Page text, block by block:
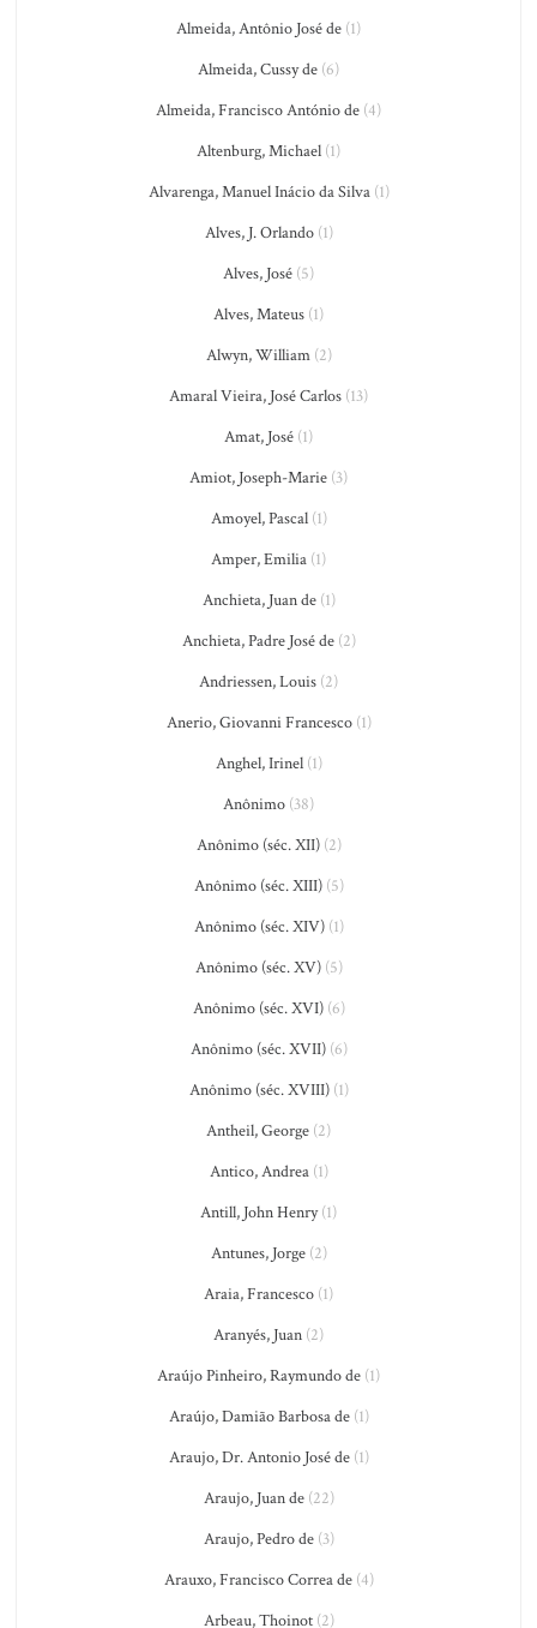
Almeida, Antônio José de (1)
Almeida, Cussy de (6)
Almeida, Francisco António de (4)
Altenburg, Michael (1)
Alvarenga, Manuel Inácio da Silva(1)
Alves, J. Orlando(1)
Alves, José (5)
Alves, Mateus (1)
Alwyn, William(2)
Amaral Vieira, José Carlos (13)
Amat, José (1)
Amiot, Joseph-Marie (3)
Amoyel, Pascal(1)
Amper, Emilia (1)
Anchieta, Juan de(1)
Anchieta, Padre José de(2)
Andriessen, Louis (2)
Anerio, Giovanni Francesco(1)
Anghel, Irinel(1)
Anônimo (38)
Anônimo (séc. XII)(2)
Anônimo (séc. XIII)(5)
Anônimo (séc. XIV)(1)
Anônimo (séc. XV)(5)
Anônimo (séc. XVI)(6)
Anônimo (séc. XVII)(6)
Anônimo (séc. XVIII)(1)
Antheil, George (2)
Antico, Andrea(1)
Antill, John Henry(1)
Antunes, Jorge(2)
Araia, Francesco (1)
Aranyés, Juan (2)
Araújo Pinheiro, Raymundo de (1)
Araújo, Damião Barbosa de(1)
Araujo, Dr. Antonio José de(1)
Araujo, Juan de(22)
Araujo, Pedro de(3)
Arauxo, Francisco Correa de(4)
Arbeau, Thoinot(2)